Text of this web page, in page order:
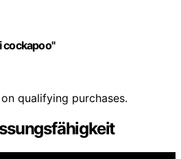
cockapoo"
qualifying purchases.